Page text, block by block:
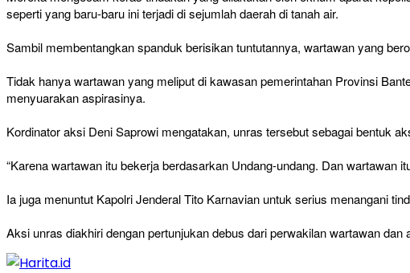
seperti yang baru-baru ini terjadi di sejumlah daerah di tanah air.
Sambil membentangkan spanduk berisikan tuntutannya, wartawan yang
Tidak hanya wartawan yang meliput di kawasan pemerintahan Provinsi
menyuarakan aspirasinya.
Kordinator aksi Deni Saprowi mengatakan, unras tersebut sebagai bentuk
“Karena wartawan itu bekerja berdasarkan Undang-undang. Dan
Ia juga menuntut Kapolri Jenderal Tito Karnavian untuk serius menangani
Aksi unras diakhiri dengan pertunjukan debus dari perwakilan wartawan